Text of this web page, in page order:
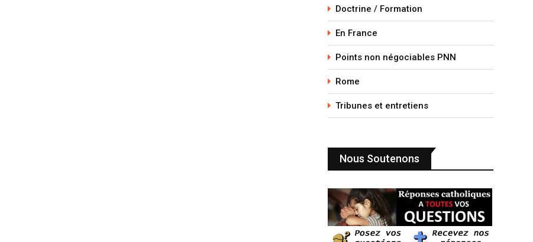
Doctrine / Formation
En France
Points non négociables PNN
Rome
Tribunes et entretiens
Nous Soutenons